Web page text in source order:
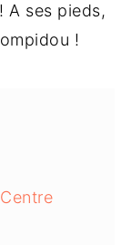
A ses pieds,
!